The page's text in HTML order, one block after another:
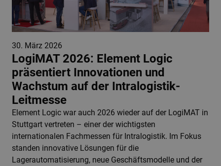
30. März 2026
LogiMAT 2026: Element Logic
präsentiert Innovationen und
Wachstum auf der Intralogistik-
Leitmesse
Element Logic war auch 2026 wieder auf der LogiMAT in
Stuttgart vertreten – einer der wichtigsten
internationalen Fachmessen für Intralogistik. Im Fokus
standen innovative Lösungen für die
Lagerautomatisierung, neue Geschäftsmodelle und der